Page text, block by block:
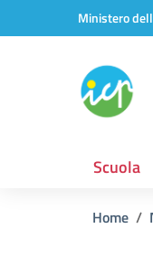
Vai ai contenuti
Vai al menu diMinistero
Scuola
Home